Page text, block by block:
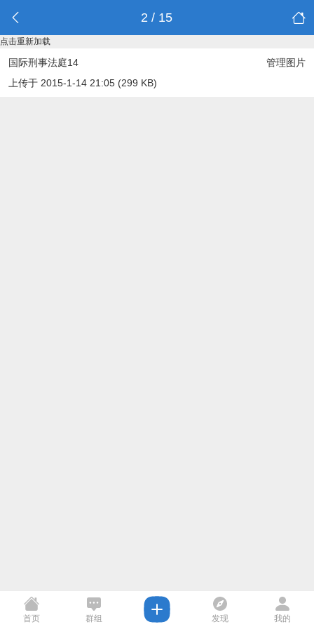
2 / 15
点击重新加载
管理图片
国际刑事法庭14
上传于 2015-1-14 21:05 (299 KB)
首页 群组 发现 我的